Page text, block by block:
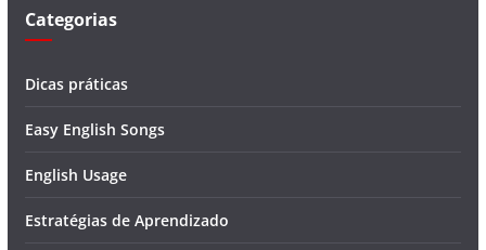
Categorias
Dicas práticas
Easy English Songs
English Usage
Estratégias de Aprendizado